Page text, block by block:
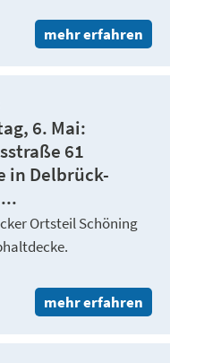
mehr erfahren
6. Mai:
61
in Delbrück-
Ortsteil Schöning
mehr erfahren